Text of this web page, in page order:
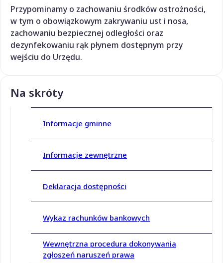
Przypominamy o zachowaniu środków ostrożności,
w tym o obowiązkowym zakrywaniu ust i nosa,
zachowaniu bezpiecznej odległości oraz
dezynfekowaniu rąk płynem dostępnym przy
wejściu do Urzędu.
Na skróty
Informacje gminne
Informacje zewnętrzne
Deklaracja dostępności
Wykaz rachunków bankowych
Wewnętrzna procedura dokonywania
zgłoszeń naruszeń prawa